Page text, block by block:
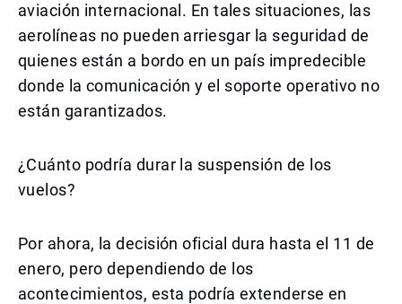
aviación internacional. En tales situaciones, las
aerolíneas no pueden arriesgar la seguridad de
quienes están a bordo en un país impredecible
donde la comunicación y el soporte operativo no
están garantizados.
¿Cuánto podría durar la suspensión de los
vuelos?
Por ahora, la decisión oficial dura hasta el 11 de
enero, pero dependiendo de los
acontecimientos, esta podría extenderse en